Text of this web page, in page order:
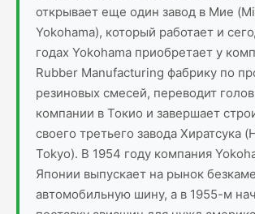
открывает еще один завод в Мие
Yokohama), который работает и
годах Yokohama приобретает у
Rubber Manufacturing фабрику по
резиновых смесей, переводит
компании в Токио и завершает
своего третьего завода Хиратсука
Tokyo). В 1954 году компания
Японии выпускает на рынок
автомобильную шину, а в 1955-м